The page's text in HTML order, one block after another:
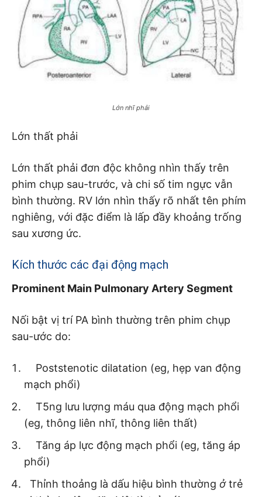
Lớn nhĩ phải
Lớn thất phải
Lớn thất phải đơn độc không nhìn thấy trên
phim chụp sau-trước, và chi số tim ngực vẫn
bình thường. RV lớn nhìn thấy rõ nhất tên phím
nghiêng, với đặc điểm là lấp đầy khoảng trống
sau xương ức.
Kích thước các đại động mạch
Prominent Main Pulmonary Artery Segment
Nối bật vị trí PA bình thường trên phim chụp
sau-ước do:
Poststenotic dilatation (eg, hẹp van động
mạch phổi)
T5ng lưu lượng máu qua động mạch phổi
(eg, thông liên nhĩ, thông liên thất)
Tăng áp lực động mạch phổi (eg, tăng áp
phổi)
Thỉnh thoảng là dấu hiệu bình thường ởtrẻ